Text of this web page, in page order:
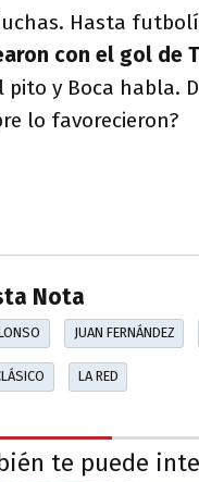
Hasta
con el gol de
pito y Boca habla.
lo favorecieron?
Nota
JUAN FERNÁNDEZ
LA RED
te puede